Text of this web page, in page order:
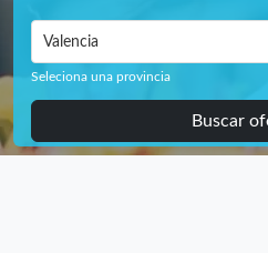
Valencia
Seleciona una provincia
Buscar